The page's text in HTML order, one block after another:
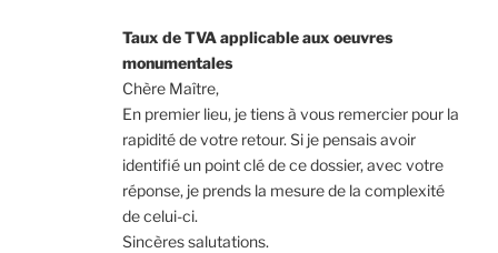
Taux de TVA applicable aux oeuvres
monumentales
Chère Maître,
En premier lieu, je tiens à vous remercier pour la
rapidité de votre retour. Si je pensais avoir
identifié un point clé de ce dossier, avec votre
réponse, je prends la mesure de la complexité
de celui-ci.
Sincères salutations.